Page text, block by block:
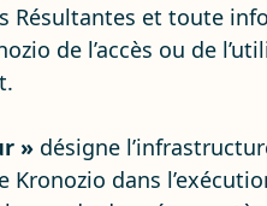
Résultantes et toute
de l’accès ou de
» désigne
dans